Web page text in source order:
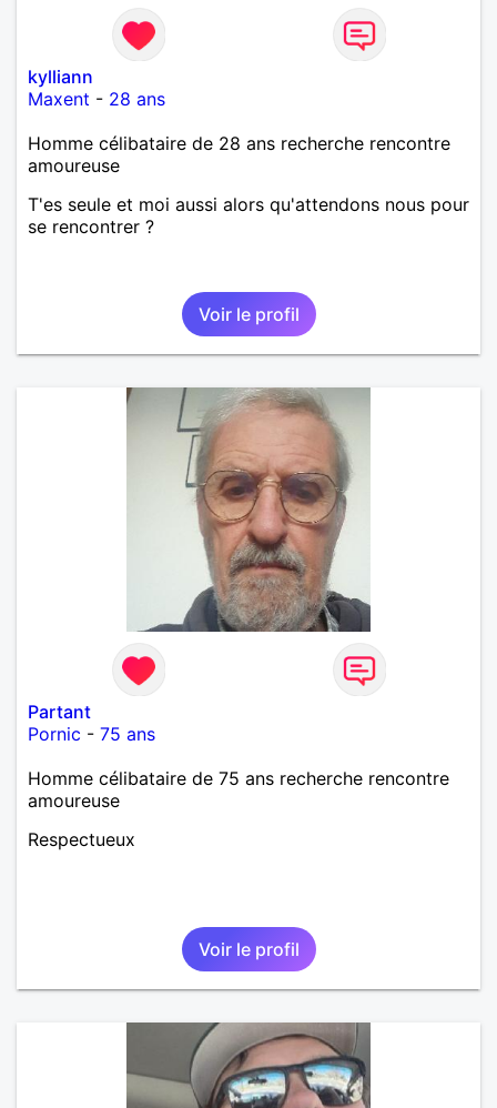
kylliann
Maxent - 28 ans
Homme célibataire de 28 ans recherche rencontre
amoureuse
T'es seule et moi aussi alors qu'attendons nous pour
se rencontrer ?
Voir le profil
Partant
Pornic - 75 ans
Homme célibataire de 75 ans recherche rencontre
amoureuse
Respectueux
Voir le profil